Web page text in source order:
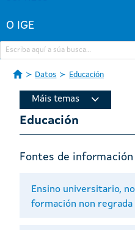
O IGE
Datos Educación
Máis temas
Educación
Fontes de información
Ensino universitario,
formación non regrada